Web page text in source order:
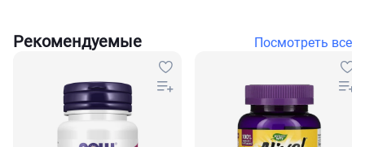
Рекомендуемые Посмотреть все